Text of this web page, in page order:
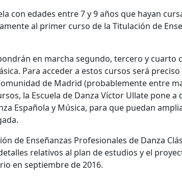
con edades entre 7 y 9 años que hayan
al primer curso de la Titulación de
en marcha segundo, tercero y cuarto
Para acceder a estos cursos será
de Madrid (probablemente entre
la Escuela de Danza Víctor Ullate pone a
Española y Música, para que puedan
de Enseñanzas Profesionales de Danza
relativos al plan de estudios y el
en septiembre de 2016.